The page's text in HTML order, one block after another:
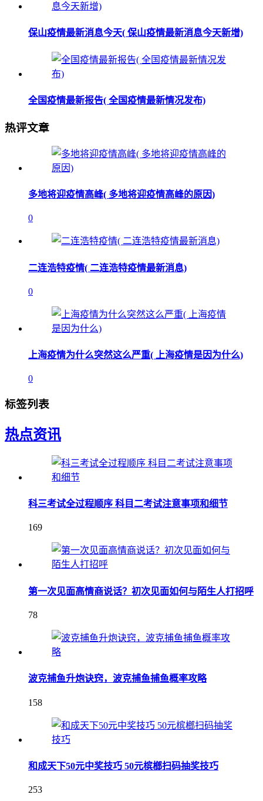
保山疫情最新消息今天( 保山疫情最新消息今天新增)
全国疫情最新报告( 全国疫情最新情况发布)
热评文章
多地将迎疫情高峰( 多地将迎疫情高峰的原因)
0
二连浩特疫情( 二连浩特疫情最新消息)
0
上海疫情为什么突然这么严重( 上海疫情是因为什么)
0
标签列表
热点资讯
科三考试全过程顺序 科目二考试注意事项和细节
169
第一次见面高情商说话？初次见面如何与陌生人打招呼
78
波克捕鱼升炮诀窍，波克捕鱼捕鱼概率攻略
158
和成天下50元中奖技巧 50元槟榔扫码抽奖技巧
253